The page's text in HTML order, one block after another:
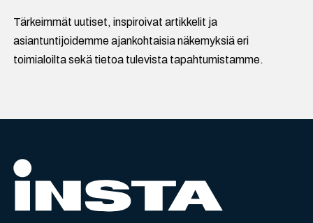
Tärkeimmät uutiset, inspiroivat artikkelit ja
asiantuntijoidemme ajankohtaisia näkemyksiä eri
toimialoilta sekä tietoa tulevista tapahtumistamme.